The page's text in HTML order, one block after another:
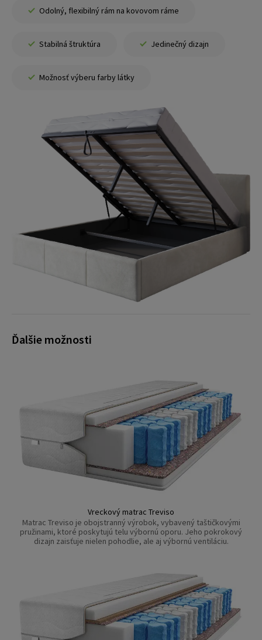
Odolný, flexibilný rám na kovovom ráme
Stabilná štruktúra Jedinečný dizajn
Možnosť výberu farby látky
Ďalšie možnosti
Vreckový matrac Treviso
Matrac Treviso je obojstranný výrobok, vybavený taštičkovými
pružinami, ktoré poskytujú telu výbornú oporu. Jeho pokrokový
dizajn zaisťuje nielen pohodlie, ale aj výbornú ventiláciu.